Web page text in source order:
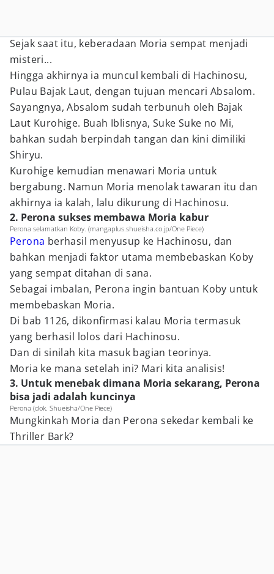
Sejak saat itu, keberadaan Moria sempat menjadi
misteri...
Hingga akhirnya ia muncul kembali di Hachinosu,
Pulau Bajak Laut, dengan tujuan mencari Absalom.
Sayangnya, Absalom sudah terbunuh oleh Bajak
Laut Kurohige. Buah Iblisnya, Suke Suke no Mi,
bahkan sudah berpindah tangan dan kini dimiliki
Shiryu.
Kurohige kemudian menawari Moria untuk
bergabung. Namun Moria menolak tawaran itu dan
akhirnya ia kalah, lalu dikurung di Hachinosu.
2. Perona sukses membawa Moria kabur
Perona selamatkan Koby. (mangaplus.shueisha.co.jp/One Piece)
Perona berhasil menyusup ke Hachinosu, dan
bahkan menjadi faktor utama membebaskan Koby
yang sempat ditahan di sana.
Sebagai imbalan, Perona ingin bantuan Koby untuk
membebaskan Moria.
Di bab 1126, dikonfirmasi kalau Moria termasuk
yang berhasil lolos dari Hachinosu.
Dan di sinilah kita masuk bagian teorinya.
Moria ke mana setelah ini? Mari kita analisis!
3. Untuk menebak dimana Moria sekarang, Perona
bisa jadi adalah kuncinya
Perona (dok. Shueisha/One Piece)
Mungkinkah Moria dan Perona sekedar kembali ke
Thriller Bark?